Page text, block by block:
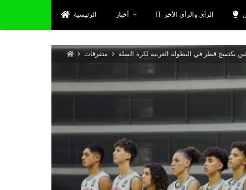
الرئيسية أخبار الرأي والرأي الأخر
متفرقات يكتسح قطر في البطولة العربية لكرة السلة